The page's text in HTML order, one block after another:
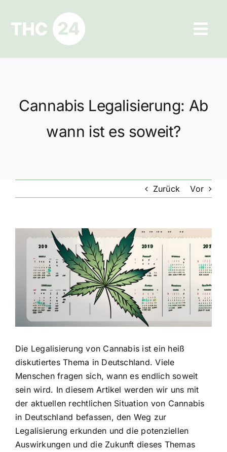
springen
Ratgeber
Datenschutz
Cannabis Legalisierung: Ab
wann ist es soweit?
Zurück Vor
grösseres
Die Legalisierung von Cannabis ist ein heiß
diskutiertes Thema in Deutschland. Viele
Menschen fragen sich, wann es endlich soweit
sein wird. In diesem Artikel werden wir uns mit
der aktuellen rechtlichen Situation von Cannabis
in Deutschland befassen, den Weg zur
Legalisierung erkunden und die potenziellen
Auswirkungen und die Zukunft dieses Themas